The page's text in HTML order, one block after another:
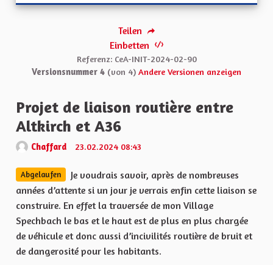
Teilen
Einbetten
Referenz: CeA-INIT-2024-02-90
Versionsnummer 4 (von 4) Andere Versionen anzeigen
Projet de liaison routière entre
Altkirch et A36
Chaffard 23.02.2024 08:43
Abgelaufen
Je voudrais savoir, après de nombreuses
années d’attente si un jour je verrais enfin cette liaison se
construire. En effet la traversée de mon Village
Spechbach le bas et le haut est de plus en plus chargée
de véhicule et donc aussi d’incivilités routière de bruit et
de dangerosité pour les habitants.